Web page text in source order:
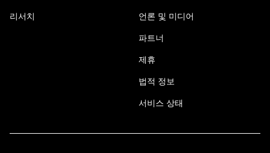
리서치 언론 및 미디어
파트너
제휴
법적 정보
서비스 상태